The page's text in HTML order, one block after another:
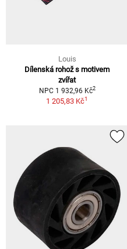
Louis
Dílenská rohož s motivem
zvířat
NPC 1 932,96 Kč2
1 205,83 Kč1